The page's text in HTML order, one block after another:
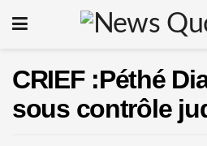
CRIEF :Péthé
sous contrôle